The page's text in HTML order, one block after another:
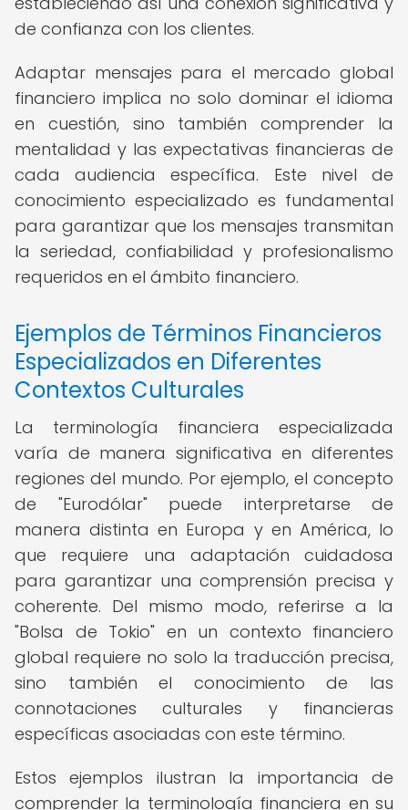
de confianza con los clientes.
Adaptar mensajes para el mercado global
financiero implica no solo dominar el idioma
en cuestión, sino también comprender la
mentalidad y las expectativas financieras de
cada audiencia específica. Este nivel de
conocimiento especializado es fundamental
para garantizar que los mensajes transmitan
la seriedad, confiabilidad y profesionalismo
requeridos en el ámbito financiero.
Ejemplos de Términos Financieros
Especializados en Diferentes
Contextos Culturales
La terminología financiera especializada
varía de manera significativa en diferentes
regiones del mundo. Por ejemplo, el concepto
de "Eurodólar" puede interpretarse de
manera distinta en Europa y en América, lo
que requiere una adaptación cuidadosa
para garantizar una comprensión precisa y
coherente. Del mismo modo, referirse a la
"Bolsa de Tokio" en un contexto financiero
global requiere no solo la traducción precisa,
sino también el conocimiento de las
connotaciones culturales y financieras
específicas asociadas con este término.
Estos ejemplos ilustran la importancia de
comprender la terminología financiera en su